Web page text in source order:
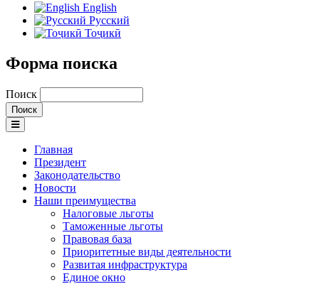
English
Русский
Тоҷикӣ
Форма поиска
Поиск
Главная
Президент
Законодательство
Новости
Наши преимущества
Налоговые льготы
Таможенные льготы
Правовая база
Приоритетные виды деятельности
Развитая инфраструктура
Единое окно